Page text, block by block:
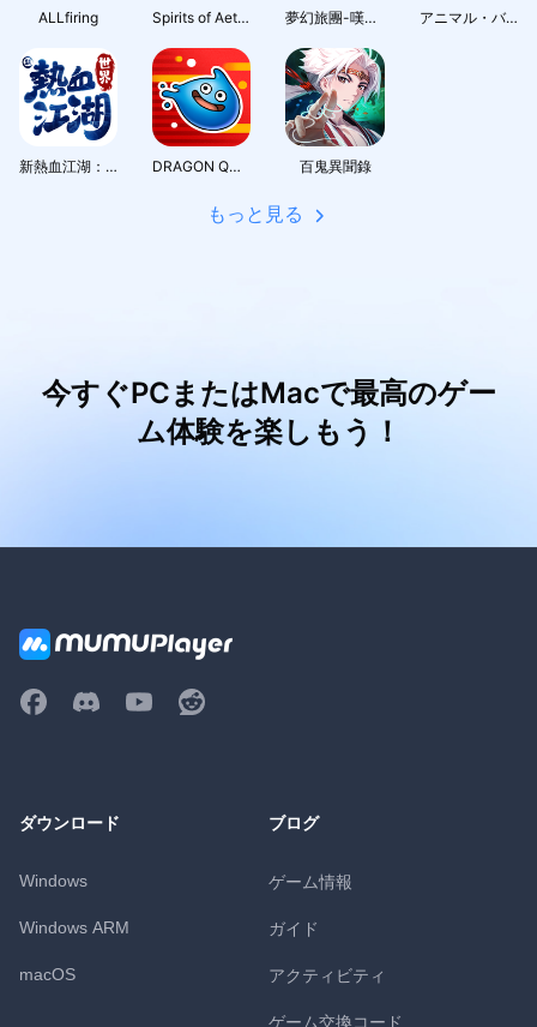
ALLfiring Spirits of Aetheria 夢幻旅團-嘆氣的亡靈想隱退聯動 アニマル・バスターズ
新熱血江湖：世界 DRAGON QUEST Smash/Grow 百鬼異聞錄
もっと見る
今すぐPCまたはMacで最高のゲー
ム体験を楽しもう！
ダウンロード
Windows
Windows ARM
macOS
ブログ
ゲーム情報
ガイド
アクティビティ
ゲーム交換コード